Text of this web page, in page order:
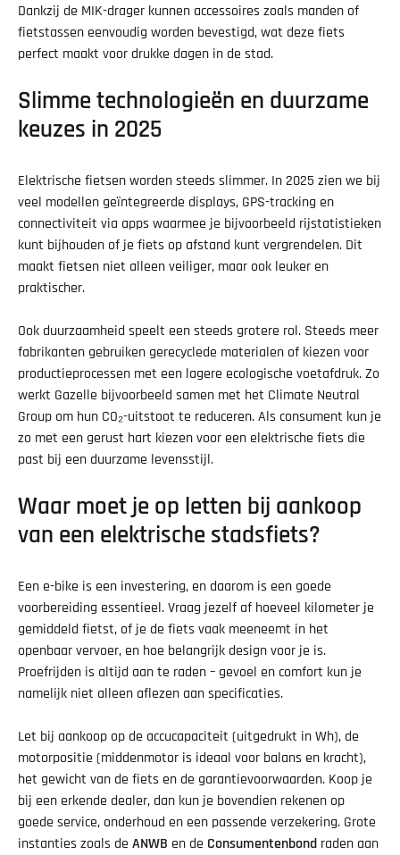
Dankzij de MIK-drager kunnen accessoires zoals manden of
fietstassen eenvoudig worden bevestigd, wat deze fiets
perfect maakt voor drukke dagen in de stad.
Slimme technologieën en duurzame
keuzes in 2025
Elektrische fietsen worden steeds slimmer. In 2025 zien we bij
veel modellen geïntegreerde displays, GPS-tracking en
connectiviteit via apps waarmee je bijvoorbeeld rijstatistieken
kunt bijhouden of je fiets op afstand kunt vergrendelen. Dit
maakt fietsen niet alleen veiliger, maar ook leuker en
praktischer.
Ook duurzaamheid speelt een steeds grotere rol. Steeds meer
fabrikanten gebruiken gerecyclede materialen of kiezen voor
productieprocessen met een lagere ecologische voetafdruk. Zo
werkt Gazelle bijvoorbeeld samen met het Climate Neutral
Group om hun CO₂-uitstoot te reduceren. Als consument kun je
zo met een gerust hart kiezen voor een elektrische fiets die
past bij een duurzame levensstijl.
Waar moet je op letten bij aankoop
van een elektrische stadsfiets?
Een e-bike is een investering, en daarom is een goede
voorbereiding essentieel. Vraag jezelf af hoeveel kilometer je
gemiddeld fietst, of je de fiets vaak meeneemt in het
openbaar vervoer, en hoe belangrijk design voor je is.
Proefrijden is altijd aan te raden – gevoel en comfort kun je
namelijk niet alleen aflezen aan specificaties.
Let bij aankoop op de accucapaciteit (uitgedrukt in Wh), de
motorpositie (middenmotor is ideaal voor balans en kracht),
het gewicht van de fiets en de garantievoorwaarden. Koop je
bij een erkende dealer, dan kun je bovendien rekenen op
goede service, onderhoud en een passende verzekering. Grote
instanties zoals de ANWB en de Consumentenbond raden aan